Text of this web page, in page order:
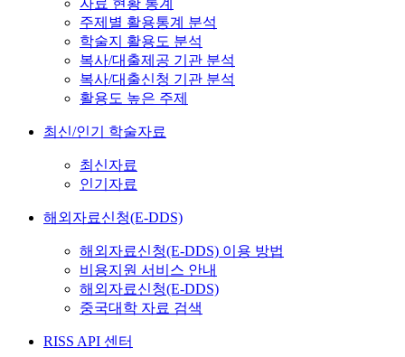
자료 현황 통계
주제별 활용통계 분석
학술지 활용도 분석
복사/대출제공 기관 분석
복사/대출신청 기관 분석
활용도 높은 주제
최신/인기 학술자료
최신자료
인기자료
해외자료신청(E-DDS)
해외자료신청(E-DDS) 이용 방법
비용지원 서비스 안내
해외자료신청(E-DDS)
중국대학 자료 검색
RISS API 센터